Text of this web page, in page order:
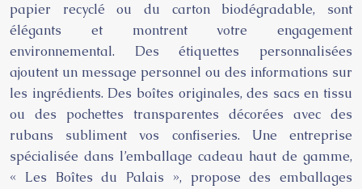
papier recyclé ou du carton biodégradable, sont
élégants et montrent votre engagement
environnemental. Des étiquettes personnalisées
ajoutent un message personnel ou des informations sur
les ingrédients. Des boîtes originales, des sacs en tissu
ou des pochettes transparentes décorées avec des
rubans subliment vos confiseries. Une entreprise
spécialisée dans l’emballage cadeau haut de gamme,
« Les Boîtes du Palais », propose des emballages